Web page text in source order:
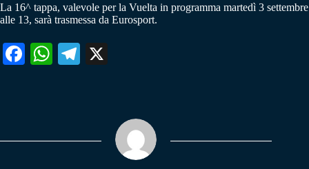
La 16^ tappa, valevole per la Vuelta in programma martedì 3 settembre
alle 13, sarà trasmessa da Eurosport.
Fa W
pp
Te
m